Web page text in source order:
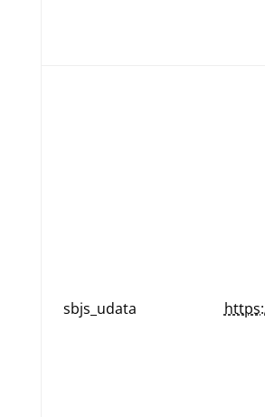
sbjs_udata